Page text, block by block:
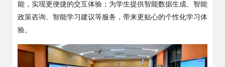
能，实现更便捷的交互体验；为学生提供智能数据生成、智能
政策咨询、智能学习建议等服务，带来更贴心的个性化学习体
验。